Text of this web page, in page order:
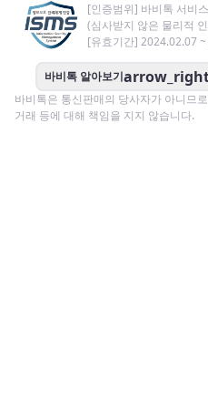
[인증범위] 바비톡 서비
(심사받지 않은 물리적
[유효기간] 2024.02.07
바비톡 알아보기
바비톡은 통신판매의 당사자가 아니므
거래 등에 대해 책임을 지지 않습니다.